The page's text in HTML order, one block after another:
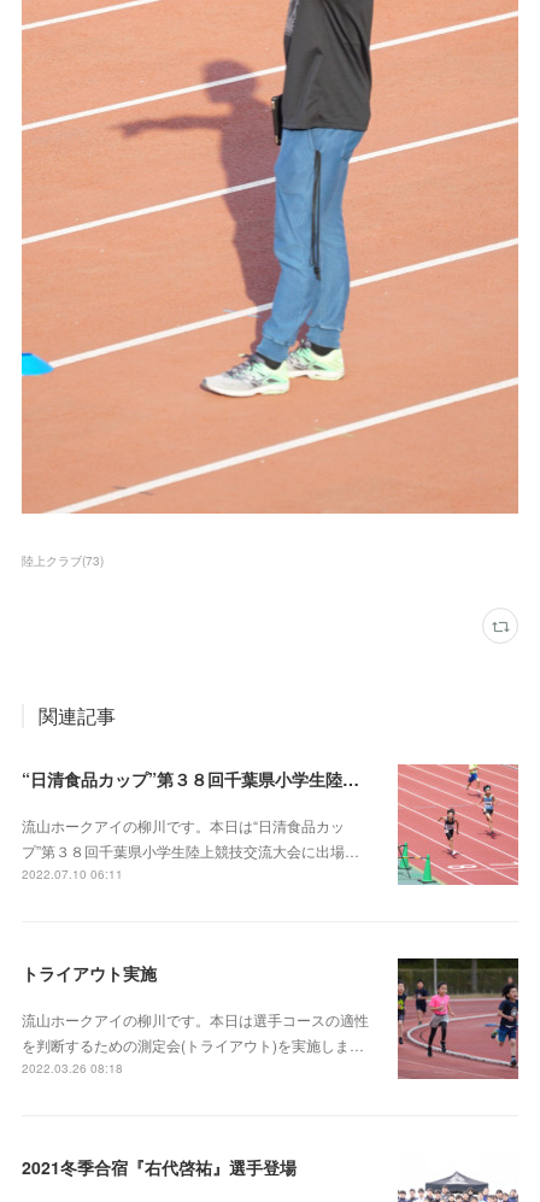
陸上クラブ(73)
関連記事
“日清食品カップ”第３８回千葉県小学生陸上競技交流大会
流山ホークアイの柳川です。本日は“日清食品カッ
プ”第３８回千葉県小学生陸上競技交流大会に出場…
2022.07.10 06:11
トライアウト実施
流山ホークアイの柳川です。本日は選手コースの適性
を判断するための測定会(トライアウト)を実施しま…
2022.03.26 08:18
2021冬季合宿『右代啓祐』選手登場